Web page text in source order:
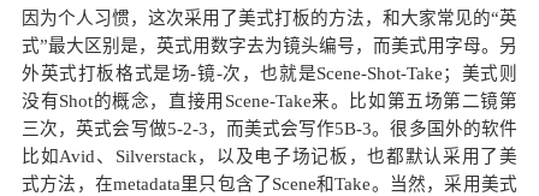
因为个人习惯，这次采用了美式打板的方法，和大家常见的“英
式”最大区别是，英式用数字去为镜头编号，而美式用字母。另
外英式打板格式是场-镜-次，也就是Scene-Shot-Take；美式则
没有Shot的概念，直接用Scene-Take来。比如第五场第二镜第
三次，英式会写做5-2-3，而美式会写作5B-3。很多国外的软件
比如Avid、Silverstack，以及电子场记板，也都默认采用了美
式方法，在metadata里只包含了Scene和Take。当然，采用美式